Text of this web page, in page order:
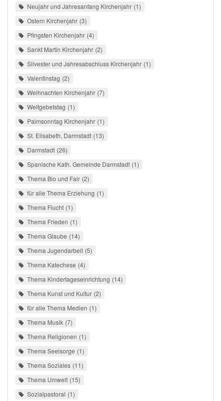
Neujahr und Jahresanfang Kirchenjahr 1
Ostern Kirchenjahr 3
Pfingsten Kirchenjahr 4
Sankt Martin Kirchenjahr 2
Silvester und Jahresabschluss Kirchenjahr 1
Valentinstag 2
Weihnachten Kirchenjahr 7
Weltgebetstag 1
Palmsonntag Kirchenjahr 1
St. Elisabeth, Darmstadt 13
Darmstadt 26
Spanische Kath. Gemeinde Darmstadt 1
Thema Bio und Fair 2
für alle Thema Erziehung 1
Thema Flucht 1
Thema Frieden 1
Thema Glaube 14
Thema Jugendarbeit 5
Thema Katechese 4
Thema Kindertageseinrichtung 14
Thema Kunst und Kultur 2
für alle Thema Medien 1
Thema Musik 7
Thema Religionen 1
Thema Seelsorge 1
Thema Soziales 11
Thema Umwelt 15
Sozialpastoral 1